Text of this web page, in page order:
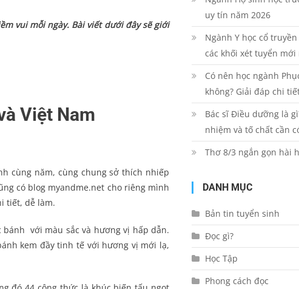
vui mỗi ngày. Bài viết dưới đây sẽ giới
Việt Nam
cùng năm, cùng chung sở thích nhiếp
có blog myandme.net cho riêng mình
tiết, dễ làm.
với màu sắc và hương vị hấp dẫn.
kem đầy tinh tế với hương vị mới lạ,
uy tín năm 2026
Ngành Y học cổ
các khối xét tuyển mới
Có nên học ngành
không? Giải đáp chi
Bác sĩ Điều dưỡng là
nhiệm và tố chất cần
Thơ 8/3 ngắn gọn hài
DANH MỤC
Bản tin tuyển sinh
Đọc gì?
Học Tập
Phong cách đọc